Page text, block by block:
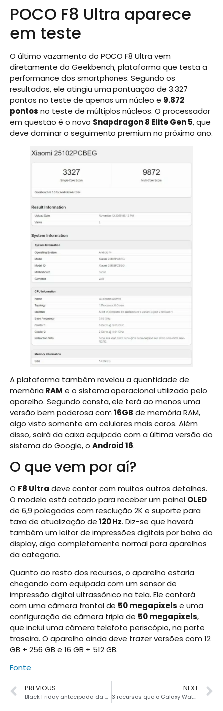
POCO F8 Ultra aparece
em teste
O último vazamento do POCO F8 Ultra vem
diretamente do Geekbench, plataforma que testa a
performance dos smartphones. Segundo os
resultados, ele atingiu uma pontuação de 3.327
pontos no teste de apenas um núcleo e 9.872
pontos no teste de múltiplos núcleos. O processador
em questão é o novo Snapdragon 8 Elite Gen 5, que
deve dominar o seguimento premium no próximo ano.
A plataforma também revelou a quantidade de
memória RAM e o sistema operacional utilizado pelo
aparelho. Segundo consta, ele terá ao menos uma
versão bem poderosa com 16GB de memória RAM,
algo visto somente em celulares mais caros. Além
disso, sairá da caixa equipado com a última versão do
sistema do Google, o Android 16.
O que vem por aí?
O F8 Ultra deve contar com muitos outros detalhes.
O modelo está cotado para receber um painel OLED
de 6,9 polegadas com resolução 2K e suporte para
taxa de atualização de120 Hz. Diz-se que haverá
também um leitor de impressões digitais por baixo do
display, algo completamente normal para aparelhos
da categoria.
Quanto ao resto dos recursos, o aparelho estaria
chegando com equipada com um sensor de
impressão digital ultrassônico na tela. Ele contará
com uma câmera frontal de 50 megapixels e uma
configuração de câmera tripla de 50 megapixels,
que inclui uma câmera telefoto periscópio, na parte
traseira. O aparelho ainda deve trazer versões com 12
GB + 256 GB e 16 GB + 512 GB.
Fonte
PREVIOUS
Black Friday antecipada da Amazon derruba preço do Galaxy S24 Plus
NEXT
3 recursos que o Galaxy Watch Ultra oferece